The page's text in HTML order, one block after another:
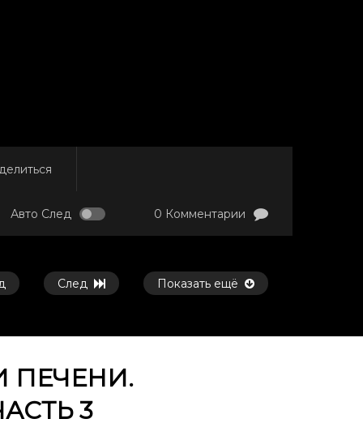
Авто След 0 Комментарии
След Показать ещё
потом
45:45
ПЕЧЕНИ.
3